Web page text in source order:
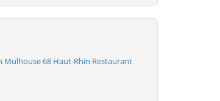
Mulhouse 68 Haut-Rhin Restaurant